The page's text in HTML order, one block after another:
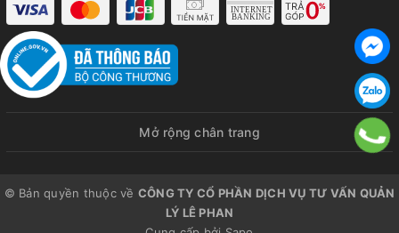
4️⃣Công nghệ ion exchange xử lý
nước nhiễm đá vôi
Công nghệ ion exchange tích hợp tại lõi số 04 của máy xử lý
hiệu quả nguồn nước nhiễm đá vôi phù hợp cho những gia
5️⃣Thiết kế mới SLIM cao cấp với
Mở rộng chân trang
© Bản quyền thuộc về CÔNG TY CỔ PHẦN DỊCH VỤ TƯ VẤN QUẢN
LÝ LÊ PHAN